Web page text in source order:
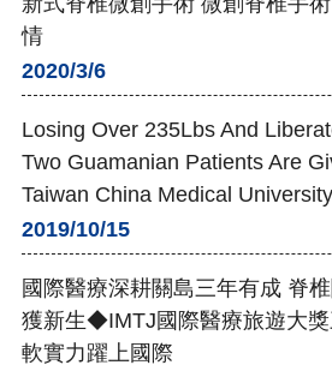
情
2020/3/6
Losing Over 235Lbs And
Two Guamanian Patients Are
Taiwan China Medical
2019/10/15
國際醫療深耕關島三年有成 脊
獲新生◆IMTJ國際醫療旅遊大
軟實力躍上國際